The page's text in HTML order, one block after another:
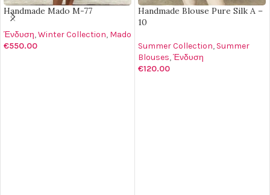
Handmade Mado M-77
Ένδυση,Winter Collection, Mado
€550.00
Handmade Blouse Pure Silk A –
10
Summer Collection, Summer
Blouses,Ένδυση
€120.00